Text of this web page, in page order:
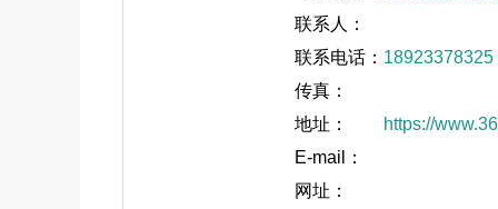
联系人：
联系电话： 18923378325
传真：
地址：
https://
E-mail：
网址：